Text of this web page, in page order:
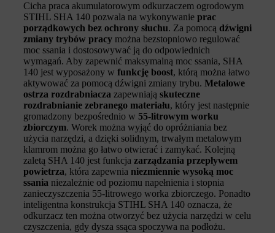
Cicha praca akumulatorowym odkurzaczem ogrodowym
STIHL SHA 140 pozwala na wykonywanie prac
porządkowych bez ochrony słuchu. Za pomocą dźwigni
zmiany trybów pracy można bezstopniowo regulować
moc ssania i dostosowywać ją do odpowiednich
wymagań. Aby zapewnić maksymalną moc ssania, SHA
140 jest wyposażony w funkcję boost, którą można łatwo
aktywować za pomocą dźwigni zmiany trybu. Metalowe
ostrza rozdrabniacza zapewniają skuteczne
rozdrabnianie zebranego materiału, który jest następnie
gromadzony bezpośrednio w 55-litrowym worku
zbiorczym. Worek można wyjąć do opróżniania bez
użycia narzędzi, a dzięki solidnym, trwałym metalowym
klamrom można go łatwo otwierać i zamykać. Kolejną
zaletą SHA 140 jest funkcja zarządzania przepływem
powietrza, która zapewnia niezmiennie wysoką moc
ssania niezależnie od poziomu napełnienia i stopnia
zanieczyszczenia 55-litrowego worka zbiorczego. Ponadto
inteligentna konstrukcja STIHL SHA 140 oznacza, że
odkurzacz ten można otworzyć bez użycia narzędzi w celu
czyszczenia, gdy dysza ssąca spoczywa na podłożu.